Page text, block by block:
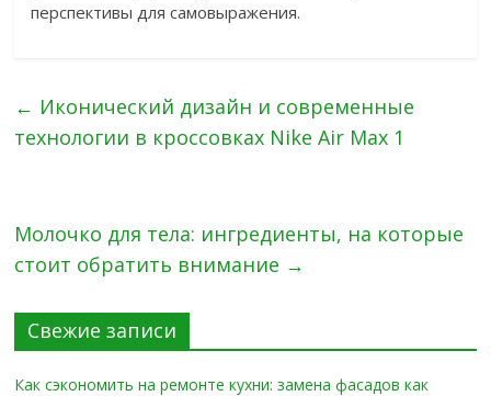
перспективы для самовыражения.
← Иконический дизайн и современные
технологии в кроссовках Nike Air Max 1
Молочко для тела: ингредиенты, на которые
стоит обратить внимание →
Свежие записи
Как сэкономить на ремонте кухни: замена фасадов как